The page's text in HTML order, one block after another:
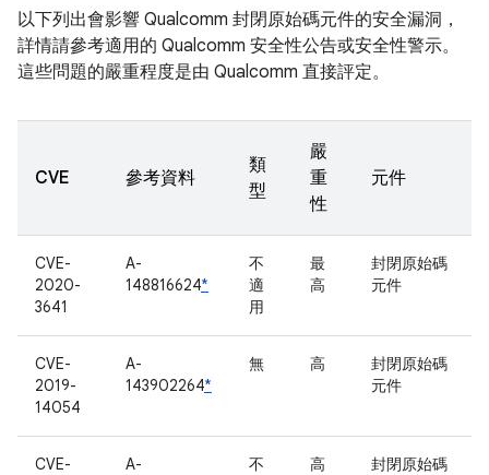
以下列出會影響 Qualcomm 封閉原始碼元件的安全漏洞，
詳情請參考適用的 Qualcomm 安全性公告或安全性警示。
這些問題的嚴重程度是由 Qualcomm 直接評定。
CVE 參考資料
類
型
嚴
重
性
元件
CVE-
2020-
3641
A-
148816624*
不
適
用
最
高
封閉原始碼
元件
CVE-
2019-
14054
A-
143902264*
無 高
封閉原始碼
元件
CVE-
A-
不
高
封閉原始碼